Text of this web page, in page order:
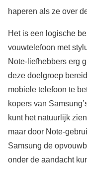
haperen als ze over
Het is een logische
vouwtelefoon met
Note-liefhebbers erg
deze doelgroep
mobiele telefoon te
kopers van
kunt het natuurlijk
maar door Note-
Samsung de
onder de aandacht